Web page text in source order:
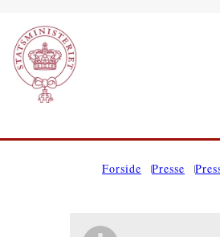
Forside Presse